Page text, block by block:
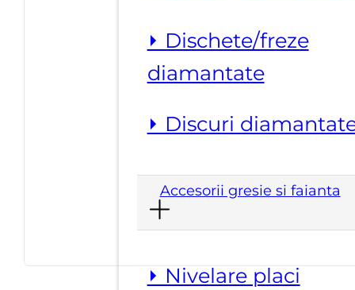
⏵ Dischete/freze
diamantate
⏵ Discuri
Accesorii gresie si faianta
⏵ Nivelare placi